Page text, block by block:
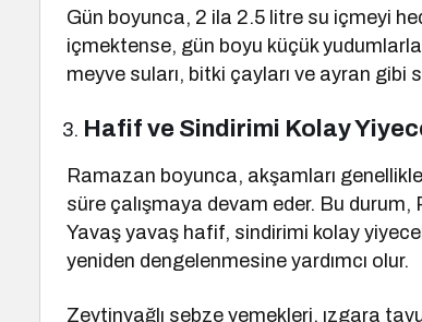
Gün boyunca, 2 ila 2.5 litre su içmeyi
içmektense, gün boyu küçük
meyve suları, bitki çayları ve ayran gibi
Hafif ve Sindirimi Kolay
Ramazan boyunca, akşamları
süre çalışmaya devam eder. Bu
Yavaş yavaş hafif, sindirimi kolay
yeniden dengelenmesine yardımcı olur.
Zeytinyağlı sebze yemekleri, ızgara